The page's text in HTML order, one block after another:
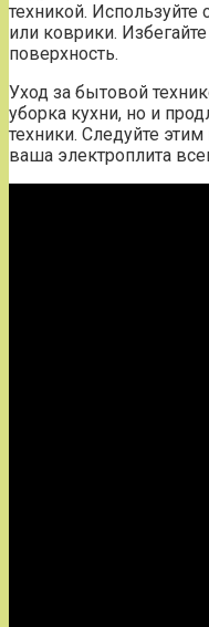
техникой.
или коврики.
поверхность.
Уход за бытовой
уборка кухни, но и
техники. Следуйте
ваша электроплита